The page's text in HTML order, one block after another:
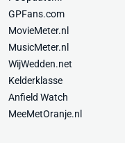
GPFans.com
MovieMeter.nl
MusicMeter.nl
WijWedden.net
Kelderklasse
Anfield Watch
MeeMetOranje.nl